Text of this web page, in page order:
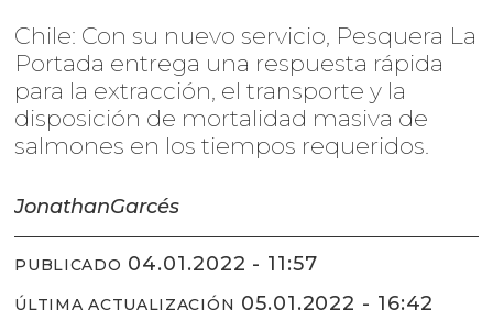
Chile: Con su nuevo servicio, Pesquera La
Portada entrega una respuesta rápida
para la extracción, el transporte y la
disposición de mortalidad masiva de
salmones en los tiempos requeridos.
JonathanGarcés
PUBLICADO 04.01.2022 - 11:57
ÚLTIMA ACTUALIZACIÓN 05.01.2022 - 16:42